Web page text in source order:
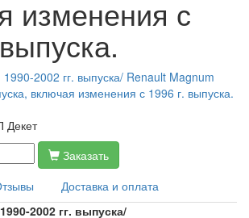
изменения с
Заказать
Доставка и оплата
1990-2002 гг. выпуска/